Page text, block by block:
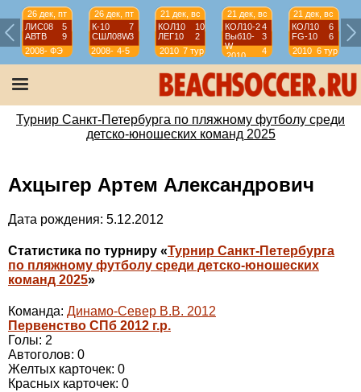
26 дек, пт
ЛИС08
5
АВТВ
9
2008-
2009
ФЭ
26 дек, пт
К-10
7
СШЛ08W3
2008-
2009
4-5
21 дек, вс
КОЛ10
10
ЛЕГ10
2
2010 7 тур
21 дек, вс
КОЛ10-24
Выб10-
W
3
2010
4
тур
21 дек, вс
КОЛ10
6
FG-10
6
2010 6 тур
Турнир Санкт-Петербурга по пляжному футболу среди
детско-юношеских команд 2025
Ахцыгер Артем Александрович
Дата рождения: 5.12.2012
Статистика по турниру «Турнир Санкт-Петербурга
по пляжному футболу среди детско-юношеских
команд 2025»
Команда: Динамо-Север В.В. 2012
Первенство СПб 2012 г.р.
Голы: 2
Автоголов: 0
Желтых карточек: 0
Красных карточек: 0